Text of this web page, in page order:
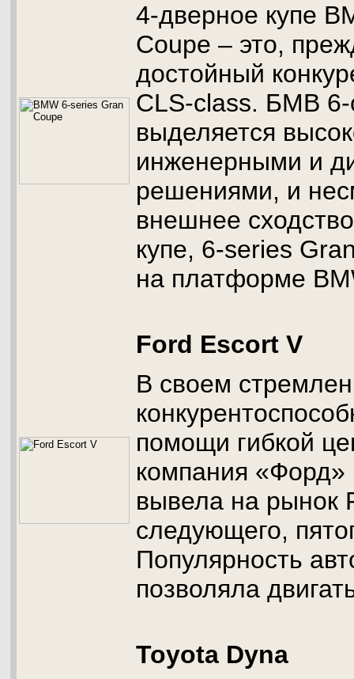
4-дверное купе
Coupe – это,
достойный
CLS-class. БМВ 6-
выделяется
инженерными и
решениями, и
внешнее
купе, 6-series
на платформе
Ford Escort V
В своем
помощи гибкой
компания «Форд»
вывела на рынок
следующего,
Популярность
позволяла
Toyota Dyna